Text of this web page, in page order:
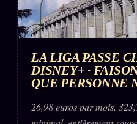
LA LIGA PASSE
DISNEY+ ·
QUE PERSONNE
26,98 euros par mois,